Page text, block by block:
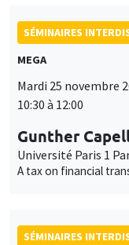
SÉMINAIRES
MEGA
Mardi 25 novembre
10:30 à 12:00
Gunther
Université Paris 1
A tax on financial
SÉMINAIRES